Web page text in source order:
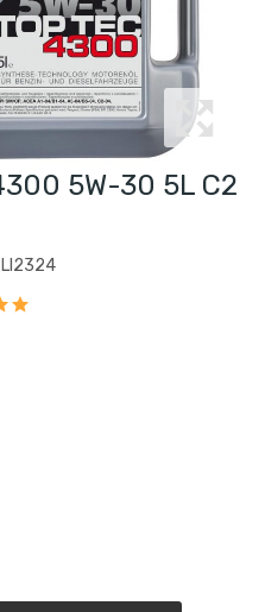
5W-30 5L C2
LI2324